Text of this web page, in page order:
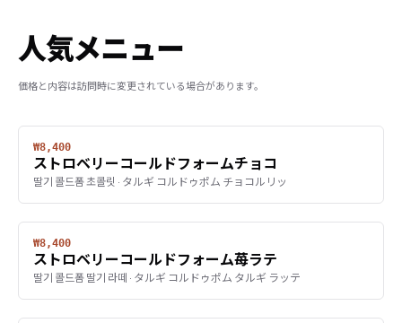
人気メニュー
価格と内容は訪問時に変更されている場合があります。
₩8,400
ストロベリーコールドフォームチョコ
딸기 콜드폼 초콜릿 · タルギ コルドゥポム チョコルリッ
₩8,400
ストロベリーコールドフォーム苺ラテ
딸기 콜드폼 딸기 라떼 · タルギ コルドゥポム タルギ ラッテ